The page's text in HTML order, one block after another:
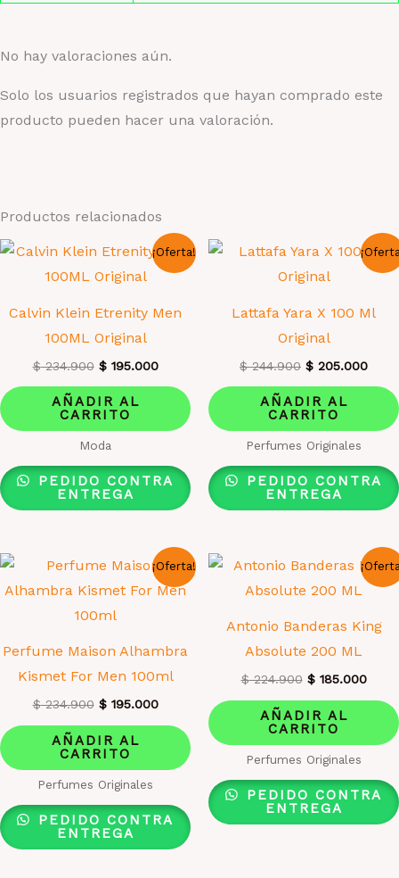
No hay valoraciones aún.
Solo los usuarios registrados que hayan comprado este
producto pueden hacer una valoración.
Productos relacionados
¡Oferta!
Calvin Klein Etrenity Men
100ML Original
$234.900 El
original
era:
$ 234.900.
$195.000El
actual
$ 195.000.
AÑADIR AL
CARRITO
Moda
PEDIDO CONTRA
ENTREGA
Lattafa Yara X 100 Ml
Original
$244.900 El
original
era:
$ 244.900.
$ 205.000El
$
AÑADIR AL
CARRITO
Perfumes Originales
PEDIDO CONTRA
ENTREGA
¡Oferta!
Perfume Maison Alhambra
Kismet For Men 100ml
$234.900 El
original
era:
$ 234.900.
$195.000El
actual
$ 195.000.
AÑADIR AL
CARRITO
Perfumes Originales
PEDIDO CONTRA
ENTREGA
Antonio Banderas King
Absolute 200 ML
$224.900 El
original
era:
$ 224.900.
$185.000El
$
AÑADIR AL
CARRITO
Perfumes Originales
PEDIDO CONTRA
ENTREGA